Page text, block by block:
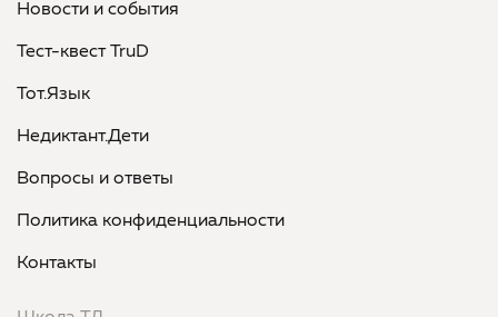
Новости и события
Тест-квест TruD
Тот.Язык
Недиктант.Дети
Вопросы и ответы
Политика конфиденциальности
Контакты